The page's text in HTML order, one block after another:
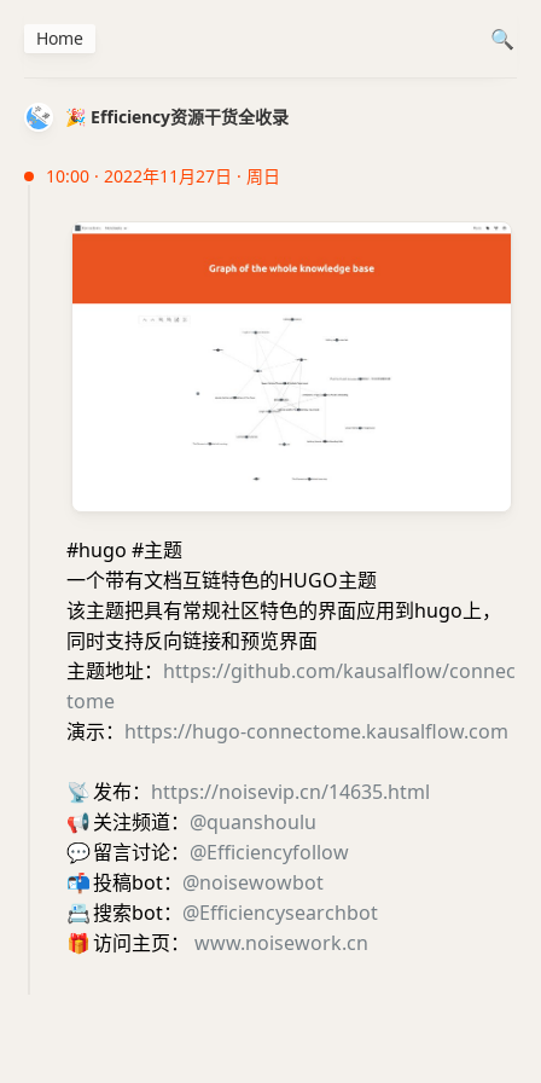
🎉 Efficiency资源干货全收录
10:00 · 2022年11月27日 · 周日
#hugo #主题
一个带有文档互链特色的HUGO主题
该主题把具有常规社区特色的界面应用到hugo上，
同时支持反向链接和预览界面
主题地址： https://github.com/kausalflow/connec
tome
演示： https://hugo-connectome.kausalflow.com
📡发布： https://noisevip.cn/14635.html
📢关注频道： @quanshoulu
💬留言讨论： @Efficiencyfollow
📬投稿bot： @noisewowbot
📇搜索bot： @Efficiencysearchbot
🎁访问主页： www.noisework.cn
Home